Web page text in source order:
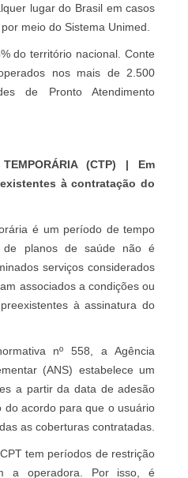
lugar do Brasil em casos
meio do Sistema Unimed.
do território nacional. Conte
nos mais de 2.500
de Pronto Atendimento
TEMPORÁRIA (CTP) | Em
à contratação do
é um período de tempo
de planos de saúde não é
serviços considerados
associados a condições ou
à assinatura do
nº 558, a Agência
(ANS) estabelece um
a partir da data de adesão
do acordo para que o usuário
as coberturas contratadas.
tem períodos de restrição
a operadora. Por isso, é